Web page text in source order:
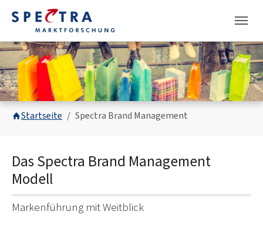
Skip to main navigation
Skip to main content
Skip to page footer
You are here:
Startseite Spectra Brand Management
Das Spectra Brand Management
Modell
Markenführung mit Weitblick